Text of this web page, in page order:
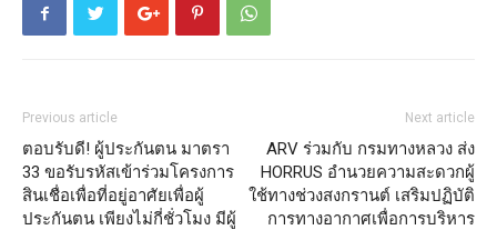
Previous article
ตอบรับดี! ผู้ประกันตน มาตรา
33 ขอรับรหัสเข้าร่วมโครงการ
สินเชื่อเพื่อที่อยู่อาศัยเพื่อผู้
ประกันตน เพียงไม่กี่ชั่วโมง มีผู้
Next article
ARV ร่วมกับ กรมทางหลวง ส่ง
HORRUS อำนวยความสะดวกผู้
ใช้ทางช่วงสงกรานต์ เสริมปฏิบัติ
การทางอากาศเพื่อการบริหาร